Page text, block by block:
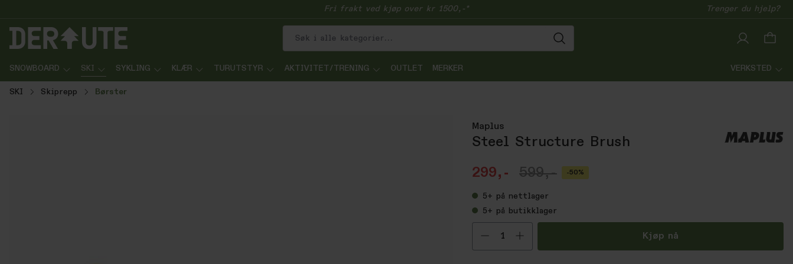
Fri frakt ved kjøp over kr 1500,-* Trenger du hjelp?
SNOWBOARD SKI SYKLING KLÆR TURUTSTYR AKTIVITET/TRENING OUTLET MERKER VERKSTED
SKI Skiprepp Børster
Maplus
Steel Structure Brush
299,- 599,- -50%
5+ på nettlager
5+ på butikklager
Velg antall Kjøp nå